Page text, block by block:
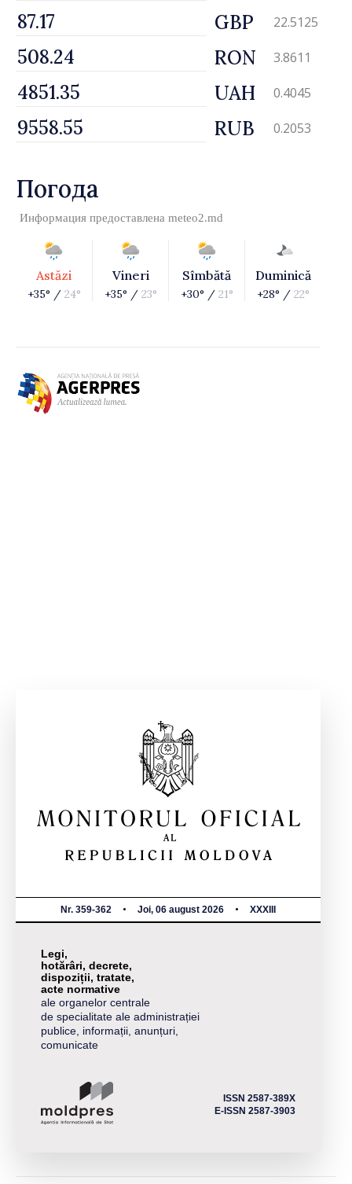
GBP 22.5125
RON 3.8611
UAH 0.4045
RUB 0.2053
Погода
Информация предоставлена meteo2.md
Astăzi
+35° / 24°
Vineri
+35° / 23°
Sîmbătă
+30° / 21°
Duminică
+28° / 22°
Nr. 359-362 Joi, 06 august 2026 XXXIII
Legi,
hotărâri, decrete,
dispoziții, tratate,
acte normative
ale organelor centrale
de specialitate ale administrației
publice, informații, anunțuri,
comunicate
ISSN 2587-389X
E-ISSN 2587-3903